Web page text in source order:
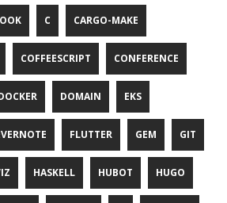
C CARGO-MAKE
COFFEESCRIPT CONFERENCE
DOMAIN EKS
FLUTTER GEM GIT
HASKELL HUBOT HUGO